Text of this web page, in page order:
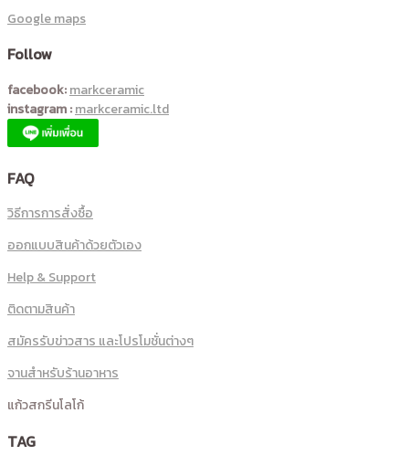
Google maps
Follow
facebook:markceramic
instagram :markceramic.ltd
FAQ
วิธีการการสั่งซื้อ
ออกแบบสินค้าด้วยตัวเอง
Help & Support
ติดตามสินค้า
สมัครรับข่าวสาร และโปรโมชั่นต่างๆ
จานสำหรับร้านอาหาร
แก้วสกรีนโลโก้
TAG